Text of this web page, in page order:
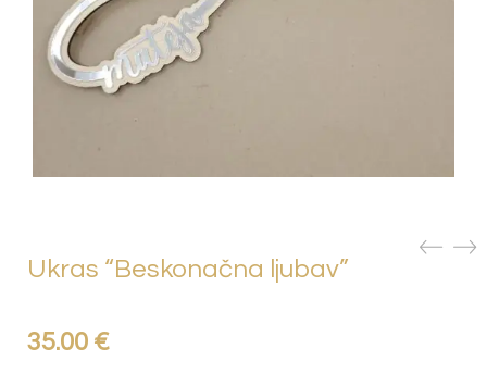
Ukras “Beskonačna ljubav”
35.00 €